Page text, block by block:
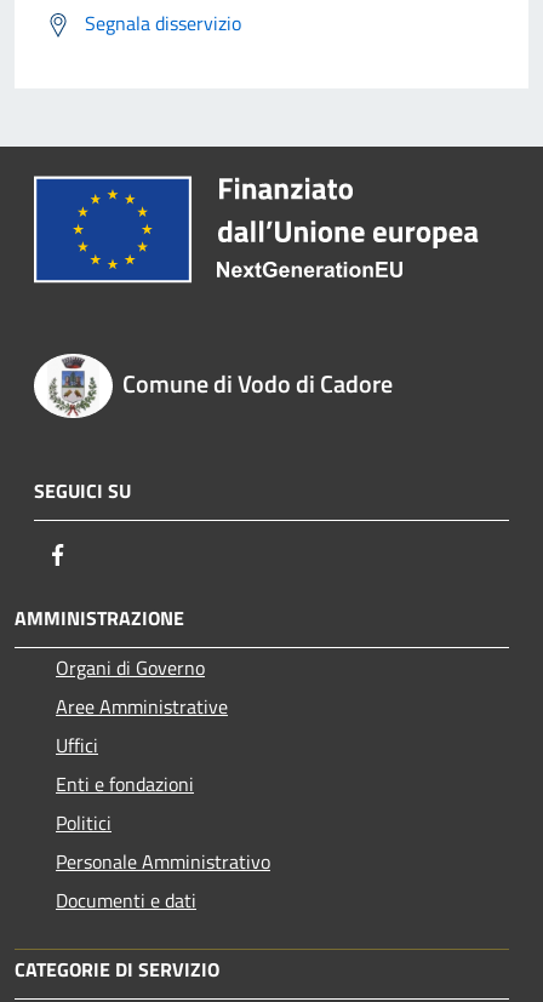
Segnala disservizio
Comune di Vodo di Cadore
SEGUICI SU
AMMINISTRAZIONE
Organi di Governo
Aree Amministrative
Uffici
Enti e fondazioni
Politici
Personale Amministrativo
Documenti e dati
CATEGORIE DI SERVIZIO